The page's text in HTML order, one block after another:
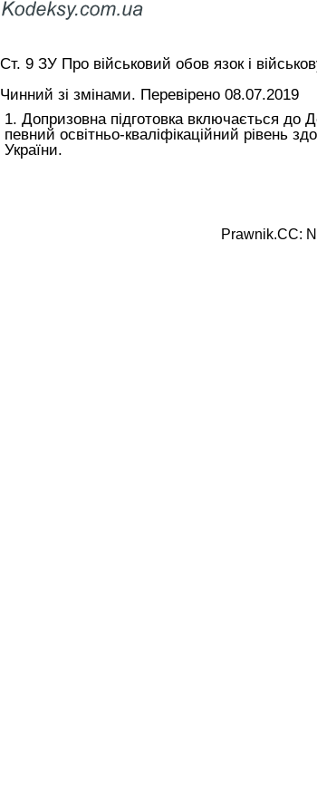
Ст. 9 ЗУ Про військовий обов язок і
Чинний зі змінами. Перевірено 08.07.2019
1. Допризовна підготовка включається до
певний освітньо-кваліфікаційний рівень
України.
Prawnik.CC: